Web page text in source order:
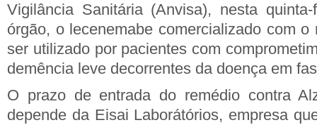
Vigilância Sanitária (Anvisa), nesta
órgão, o lecenemabe comercializado com o
ser utilizado por pacientes com
demência leve decorrentes da doença em
O prazo de entrada do remédio contra
depende da Eisai Laborátórios, empresa